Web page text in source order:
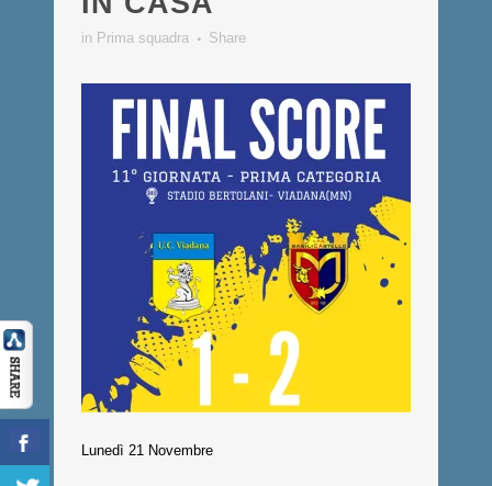
in Prima squadra Share
Lunedì 21 Novembre